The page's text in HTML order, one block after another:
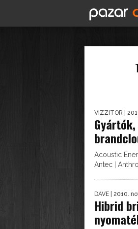
VIZZITOR |
Acoustic
Antec |
DAVE | 2010.
Hibrid